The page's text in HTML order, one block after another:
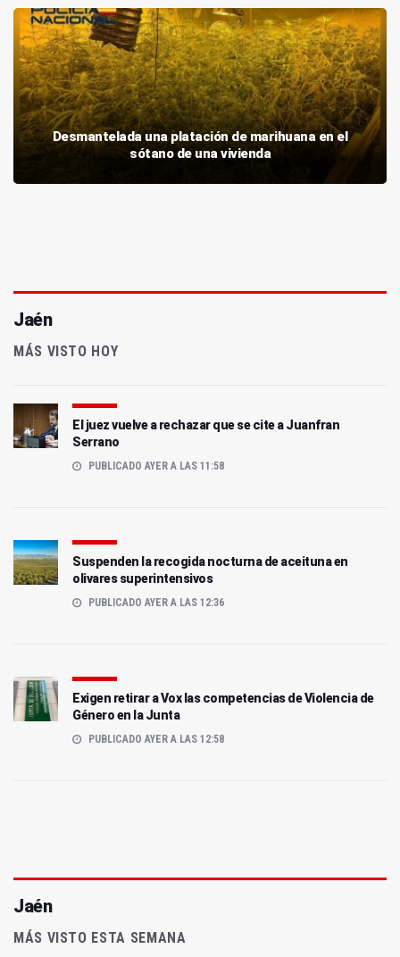
Desmantelada una platación de marihuana en el
sótano de una vivienda
Jaén
MÁS VISTO HOY
El juez vuelve a rechazar que se cite a Juanfran
Serrano
PUBLICADO AYER A LAS 11:58
Suspenden la recogida nocturna de aceituna en
olivares superintensivos
PUBLICADO AYER A LAS 12:36
Exigen retirar a Vox las competencias de Violencia de
Género en la Junta
PUBLICADO AYER A LAS 12:58
Jaén
MÁS VISTO ESTA SEMANA